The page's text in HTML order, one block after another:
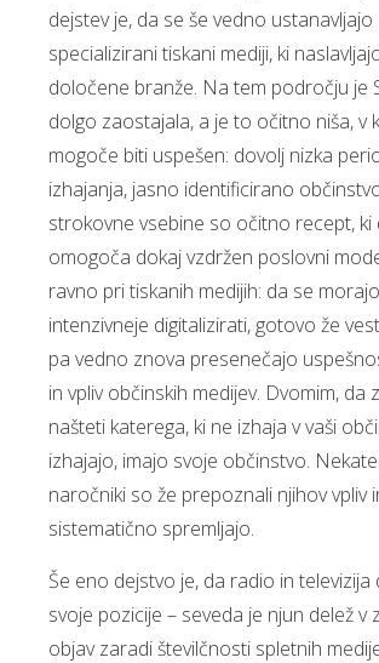
dejstev je, da se še vedno ustanavljajo
specializirani tiskani mediji, ki
določene branže. Na tem področju je
dolgo zaostajala, a je to očitno niša, v
mogoče biti uspešen: dovolj nizka
izhajanja, jasno identificirano
strokovne vsebine so očitno recept, ki
omogoča dokaj vzdržen poslovni
ravno pri tiskanih medijih: da se
intenzivneje digitalizirati, gotovo že
pa vedno znova presenečajo
in vpliv občinskih medijev. Dvomim, da
našteti katerega, ki ne izhaja v vaši
izhajajo, imajo svoje občinstvo.
naročniki so že prepoznali njihov vpliv
sistematično spremljajo.
Še eno dejstvo je, da radio in televizija
svoje pozicije – seveda je njun delež v
objav zaradi številčnosti spletnih